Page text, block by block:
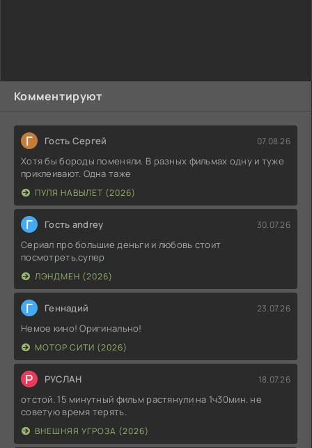
Комментируют
Г Гость Сергей 07.08.26
Хотя бы бороды поменяли. В разных фильмах одну и туже
приклеивают. Одна таже
ПУЛЯ НАВЫЛЕТ (2026)
Г Гость andrey 30.07.26
Сериал про большие деньги и любовь стоит
посмотреть,супер
ЛЭНДМЕН (2026)
Г Геннадий 23.07.26
Немое кино! Оригинально!
МОТОР СИТИ (2026)
Р РУСЛАН 18.07.26
отстой. 15 минутный фильм растянули на 1ч30мин. не
советую время терять.
ВНЕШНЯЯ УГРОЗА (2026)